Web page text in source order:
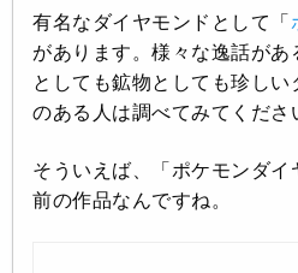
有名なダイヤモンドとして「
があります。様々な逸話が
としても鉱物としても珍し
のある人は調べてみてくださ
そういえば、「ポケモンダ
前の作品なんですね。